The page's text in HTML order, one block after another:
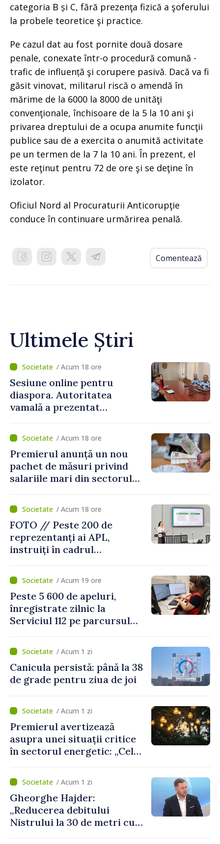
categoria B și C, fără prezenţa fizică a şoferului
la probele teoretice şi practice.
Pe cazul dat au fost pornite două dosare
penale, conexate într-o procedură comună -
trafic de influență şi corupere pasivă. Dacă va fi
găsit vinovat, militarul riscă o amendă în
mărime de la 6000 la 8000 de unităţi
convenţionale, închisoare de la 5 la 10 ani şi
privarea dreptului de a ocupa anumite funcţii
publice sau de a exercita o anumită activitate
pe un termen de la 7 la 10 ani. În prezent, el
este reţinut pentru 72 de ore şi se deţine în
izolator.
Oficiul Nord al Procuraturii Anticorupţie
conduce în continuare urmărirea penală.
Comentează
Ultimele Știri
/ Acum 18 ore
Sesiune online pentru
diaspora. Autoritatea
vamală a prezentat
revenirea în țară
/ Acum 18 ore
Premierul anunță un nou
pachet de măsuri privind
salariile mari din sectorul
/ Acum 18 ore
FOTO // Peste 200 de
reprezentanți ai APL,
instruiți în cadrul
Mediu privind aplicarea a
două regulamente din
domeniu
/ Acum 19 ore
Peste 5 600 de apeluri,
înregistrate zilnic la
Serviciul 112 pe parcursul
cetățeni au solicitat
ambulanța/ Acum 1 zi
Canicula persistă: până la 38
de grade pentru ziua de joi
/ Acum 1 zi
Premierul avertizează
asupra unei situații critice
în sectorul energetic: „Cel
putea cumpăra nici curent
de avarie”/ Acum 1 zi
Gheorghe Hajder:
„Reducerea debitului
Nistrului la 30 de metri cubi